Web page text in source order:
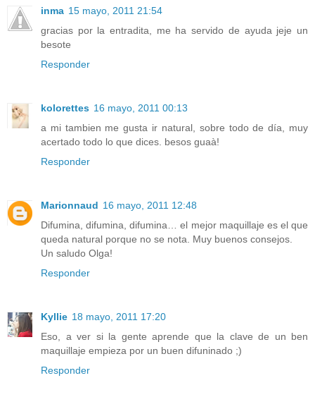
inma 15 mayo, 2011 21:54
gracias por la entradita, me ha servido de ayuda jeje un
besote
Responder
kolorettes 16 mayo, 2011 00:13
a mi tambien me gusta ir natural, sobre todo de día, muy
acertado todo lo que dices. besos guaà!
Responder
Marionnaud 16 mayo, 2011 12:48
Difumina, difumina, difumina… el mejor maquillaje es el que
queda natural porque no se nota. Muy buenos consejos.
Un saludo Olga!
Responder
Kyllie 18 mayo, 2011 17:20
Eso, a ver si la gente aprende que la clave de un ben
maquillaje empieza por un buen difuninado ;)
Responder